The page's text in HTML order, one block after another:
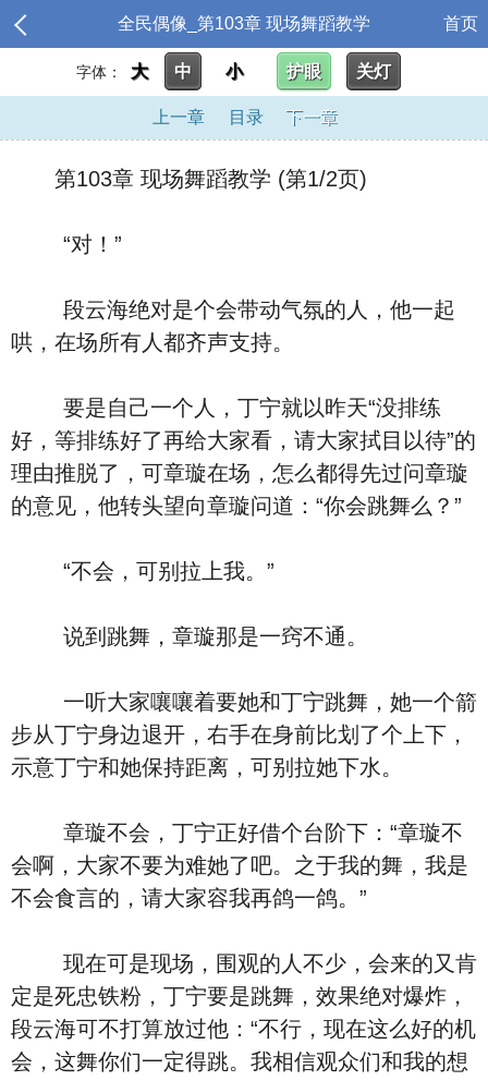
全民偶像_第103章 现场舞蹈教学 首页
字体： 大 中 小 护眼 关灯
上一章 目录 下一章
第103章 现场舞蹈教学 (第1/2页)
“对！”
段云海绝对是个会带动气氛的人，他一起
哄，在场所有人都齐声支持。
要是自己一个人，丁宁就以昨天“没排练
好，等排练好了再给大家看，请大家拭目以待”的
理由推脱了，可章璇在场，怎么都得先过问章璇
的意见，他转头望向章璇问道：“你会跳舞么？”
“不会，可别拉上我。”
说到跳舞，章璇那是一窍不通。
一听大家嚷嚷着要她和丁宁跳舞，她一个箭
步从丁宁身边退开，右手在身前比划了个上下，
示意丁宁和她保持距离，可别拉她下水。
章璇不会，丁宁正好借个台阶下：“章璇不
会啊，大家不要为难她了吧。之于我的舞，我是
不会食言的，请大家容我再鸽一鸽。”
现在可是现场，围观的人不少，会来的又肯
定是死忠铁粉，丁宁要是跳舞，效果绝对爆炸，
段云海可不打算放过他：“不行，现在这么好的机
会，这舞你们一定得跳。我相信观众们和我的想